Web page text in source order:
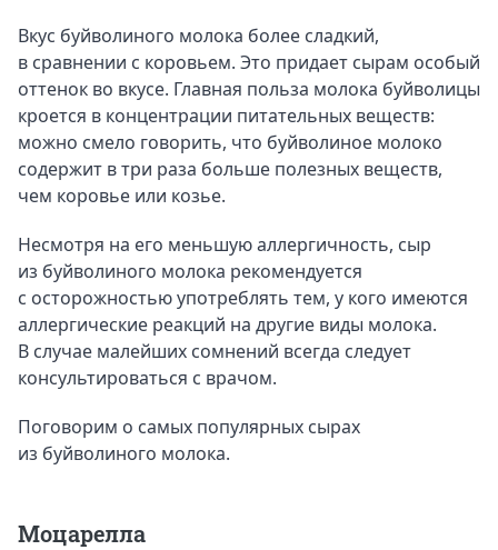
Вкус буйволиного молока более сладкий,
в сравнении с коровьем. Это придает сырам особый
оттенок во вкусе. Главная польза молока буйволицы
кроется в концентрации питательных веществ:
можно смело говорить, что буйволиное молоко
содержит в три раза больше полезных веществ,
чем коровье или козье.
Несмотря на его меньшую аллергичность, сыр
из буйволиного молока рекомендуется
с осторожностью употреблять тем, у кого имеются
аллергические реакций на другие виды молока.
В случае малейших сомнений всегда следует
консультироваться с врачом.
Поговорим о самых популярных сырах
из буйволиного молока.
Моцарелла